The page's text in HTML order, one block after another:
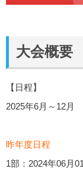
大会概要
【日程】
2025年6月～12月
昨年度日程
1部：2024年06月